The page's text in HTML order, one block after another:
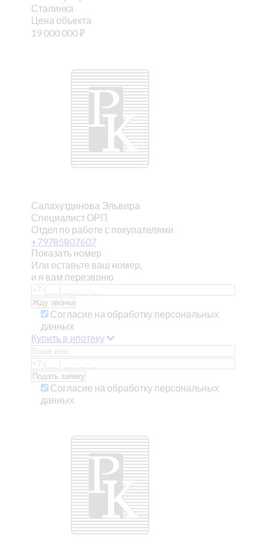
Сталинка
Цена объекта
19 000 000₽
Салахутдинова Эльвира
Специалист ОРП
Отдел по работе с покупателями
+79785807607
Показать номер
Или оставьте ваш номер,
и я вам перезвоню
Согласие на обработку персональных
данных
Купить в ипотеку
Согласие на обработку персональных
данных